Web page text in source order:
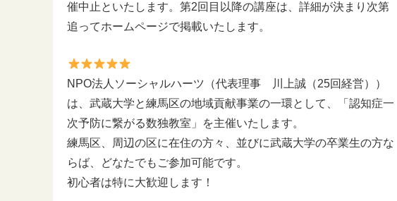
催中止といたします。第2回目以降の講座は、詳細が決まり次第
追ってホームページで掲載いたします。
NPO法人ソーシャルハーツ（代表理事 川上誠（25回経営））
は、武蔵大学と練馬区の地域貢献事業の一環として、「認知症一
次予防に繋がる数独教室」を主催いたします。
練馬区、周辺の区に在住の方々、並びに武蔵大学の卒業生の方な
らば、どなたでもご参加可能です。
初心者は特に大歓迎します！